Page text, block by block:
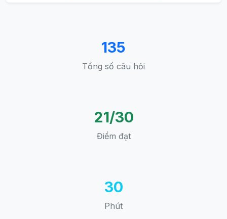
135
Tổng số câu hỏi
21/30
Điểm đạt
30
Phút